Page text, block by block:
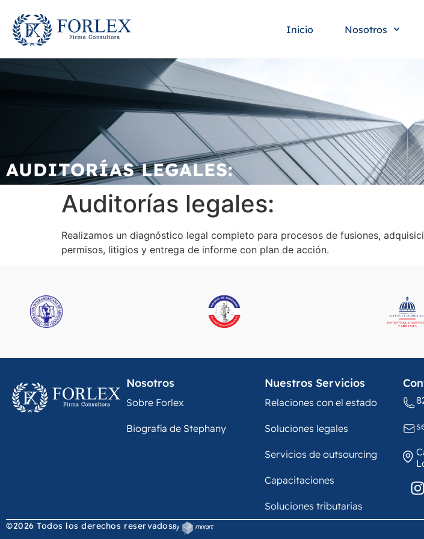
Inicio Nosotros
AUDITORÍAS LEGALES:
Auditorías legales:
Realizamos un diagnóstico legal completo para procesos de fusiones,
permisos, litigios y entrega de informe con plan de acción.
Nosotros
Sobre Forlex
Biografía de Stephany
Nuestros Servicios
Relaciones con el estado
Soluciones legales
Servicios de outsourcing
Capacitaciones
Soluciones tributarias
©2026 Todos los derechos reservados